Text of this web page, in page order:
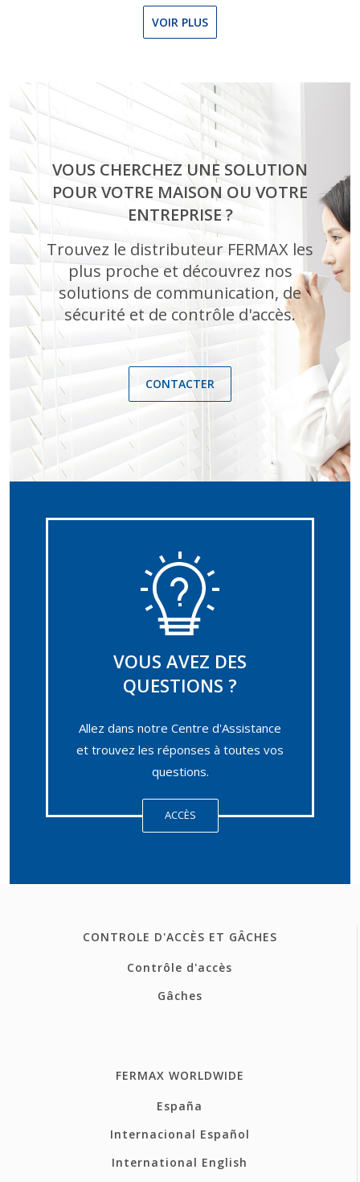
VOIR PLUS
VOUS CHERCHEZ UNE SOLUTION
POUR VOTRE MAISON OU VOTRE
ENTREPRISE ?
Trouvez le distributeur FERMAX les
plus proche et découvrez nos
solutions de communication, de
sécurité et de contrôle d'accès.
CONTACTER
VOUS AVEZ DES
QUESTIONS ?
Allez dans notre Centre d'Assistance
et trouvez les réponses à toutes vos
questions.
ACCÈS
CONTROLE D'ACCÈS ET GÂCHES
Contrôle d'accès
Gâches
FERMAX WORLDWIDE
España
Internacional Español
International English